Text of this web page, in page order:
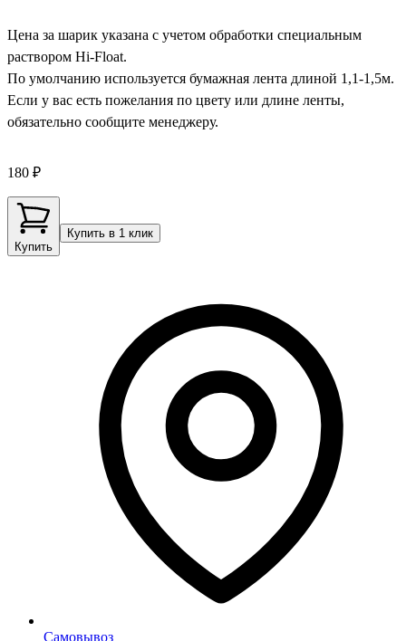
Цена за шарик указана с учетом обработки специальным
раствором Hi-Float.
По умолчанию используется бумажная лента длиной 1,1-1,5м.
Если у вас есть пожелания по цвету или длине ленты,
обязательно сообщите менеджеру.
180 ₽
Купить
Купить в 1 клик
Самовывоз